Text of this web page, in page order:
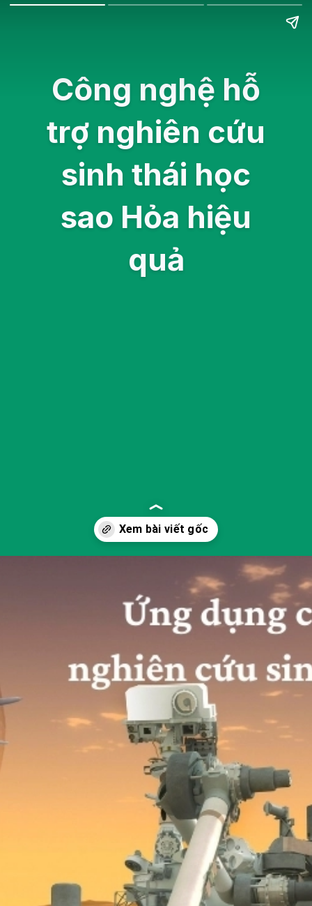
Công nghệ hỗ
trợ nghiên cứu
sinh thái học
sao Hỏa hiệu
quả
https://yeukhoahoc.edu.vn/sinh-thai-hoc-sao-hoa